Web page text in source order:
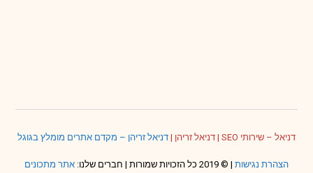
דניאל – שירותי SEO | דניאל זריהן | דניאל זריהן – מקדם אתרים מומלץ בגוגל
הצהרת נגישות | © 2019 כל הזכויות שמורות | חברים שלנו:
אתר מתכונים